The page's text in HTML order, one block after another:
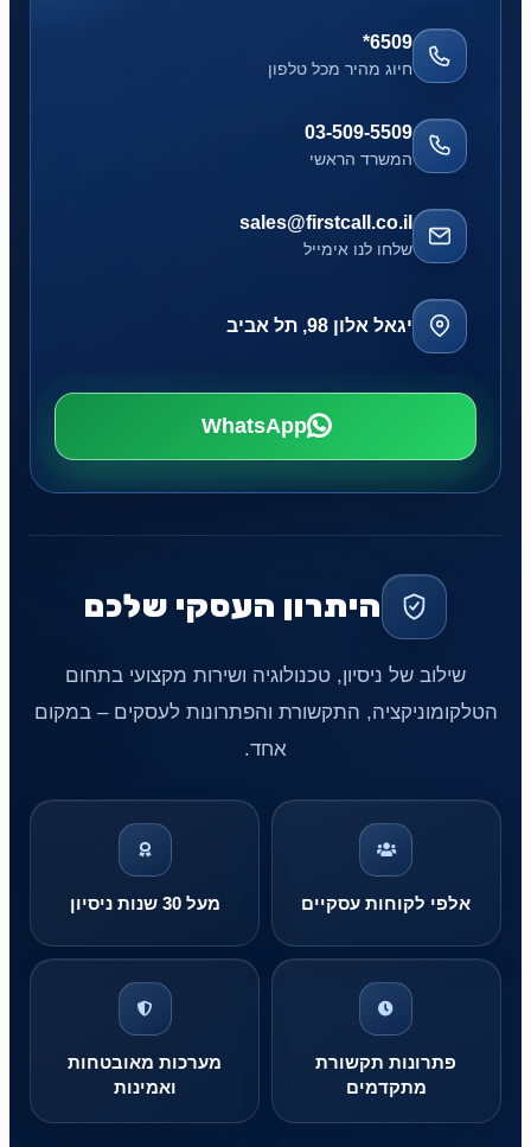
*6509
חיוג מהיר מכל טלפון
03-509-5509
המשרד הראשי
sales@firstcall.co.il
שלחו לנו אימייל
יגאל אלון 98, תל אביב
WhatsApp
היתרון העסקי שלכם
שילוב של ניסיון, טכנולוגיה ושירות מקצועי בתחום
הטלקומוניקציה, התקשורת והפתרונות לעסקים – במקום
אחד.
אלפי לקוחות עסקיים מעל 30 שנות ניסיון
פתרונות תקשורת
מתקדמים
מערכות מאובטחות
ואמינות